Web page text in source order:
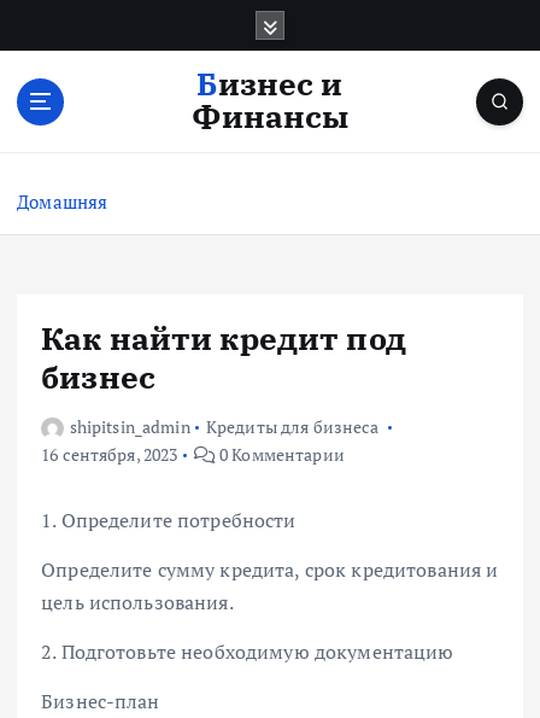
с
Бизнес и
Финансы
Домашняя
Как найти кредит под
бизнес
shipitsin_admin
Кредиты для бизнеса
16 сентября, 2023
0 Комментарии
1. Определите потребности
Определите сумму кредита, срок кредитования и
цель использования.
2. Подготовьте необходимую документацию
Бизнес-план